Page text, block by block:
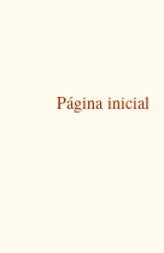
Página inicial